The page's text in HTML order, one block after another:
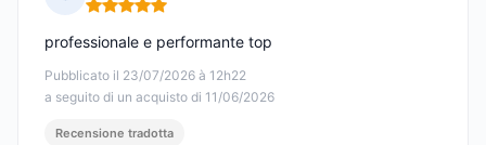
Nota: 5 su 5
Pubblicato il 23/07/2026 à 12h22
a seguito di un acquisto di 11/06/2026
professionale e performante top
Recensione tradotta